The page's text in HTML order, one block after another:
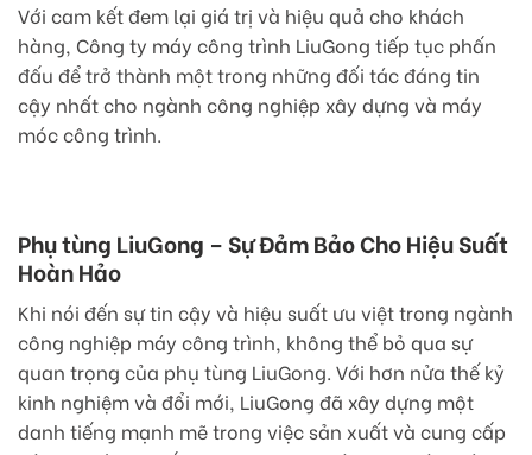
Với cam kết đem lại giá trị và hiệu quả cho khách
hàng, Công ty máy công trình LiuGong tiếp tục phấn
đấu để trở thành một trong những đối tác đáng tin
cậy nhất cho ngành công nghiệp xây dựng và máy
móc công trình.
Phụ tùng LiuGong – Sự Đảm Bảo Cho Hiệu Suất
Hoàn Hảo
Khi nói đến sự tin cậy và hiệu suất ưu việt trong ngành
công nghiệp máy công trình, không thể bỏ qua sự
quan trọng của phụ tùng LiuGong. Với hơn nửa thế kỷ
kinh nghiệm và đổi mới, LiuGong đã xây dựng một
danh tiếng mạnh mẽ trong việc sản xuất và cung cấp